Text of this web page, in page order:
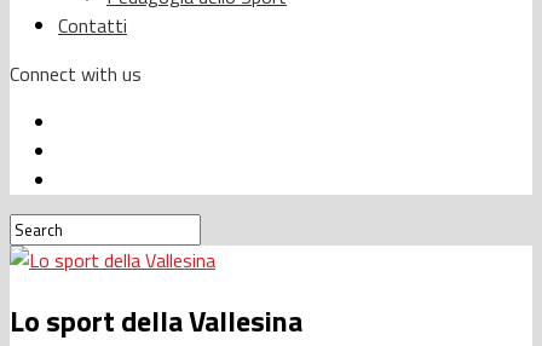
Contatti
Connect with us
Lo sport della Vallesina